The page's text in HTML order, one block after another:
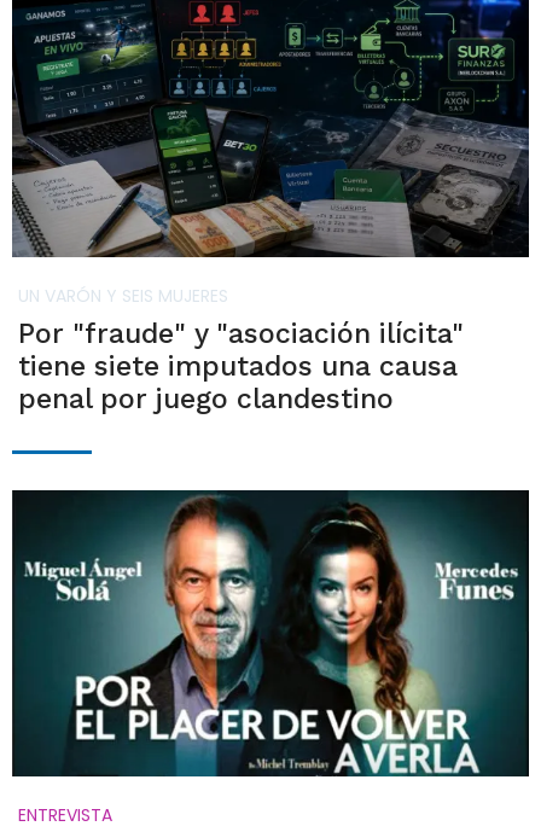
UN VARÓN Y SEIS MUJERES
Por "fraude" y "asociación ilícita"
tiene siete imputados una causa
penal por juego clandestino
ENTREVISTA